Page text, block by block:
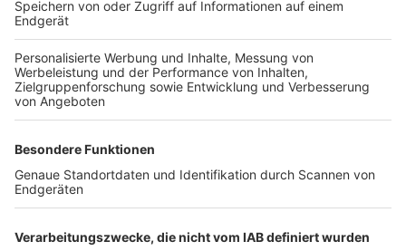
TOP-VEREINE
TOP-PARTNER